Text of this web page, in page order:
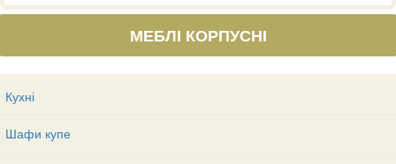
МЕБЛІ КОРПУСНІ
Кухні
Шафи купе